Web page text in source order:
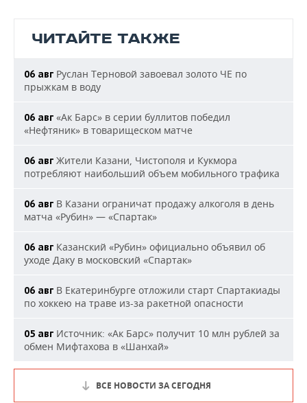
ЧИТАЙТЕ ТАКЖЕ
06 авг Руслан Терновой завоевал золото ЧЕ по
прыжкам в воду
06 авг «Ак Барс» в серии буллитов победил
«Нефтяник» в товарищеском матче
06 авг Жители Казани, Чистополя и Кукмора
потребляют наибольший объем мобильного трафика
06 авг В Казани ограничат продажу алкоголя в день
матча «Рубин» — «Спартак»
06 авг Казанский «Рубин» официально объявил об
уходе Даку в московский «Спартак»
06 авг В Екатеринбурге отложили старт Спартакиады
по хоккею на траве из-за ракетной опасности
05 авг Источник: «Ак Барс» получит 10 млн рублей за
обмен Мифтахова в «Шанхай»
ВСЕ НОВОСТИ ЗА СЕГОДНЯ